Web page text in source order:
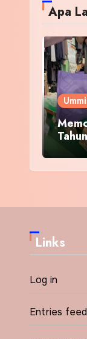
Apa
Hari-
Links
Log in
Entries feed